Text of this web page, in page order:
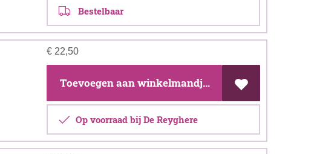
Bestelbaar
€22,50
Toevoegen aan winkelmandje
Op voorraad bij De Reyghere